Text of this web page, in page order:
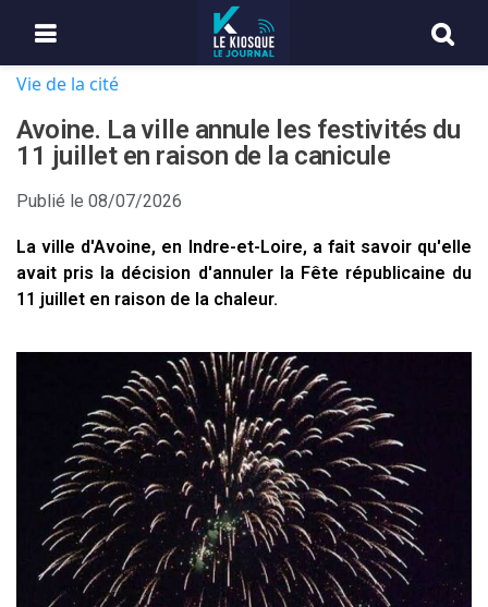
Vie de la cité
Avoine. La ville annule les festivités du
11 juillet en raison de la canicule
Publié le 08/07/2026
La ville d'Avoine, en Indre-et-Loire, a fait savoir qu'elle
avait pris la décision d'annuler la Fête républicaine du
11 juillet en raison de la chaleur.